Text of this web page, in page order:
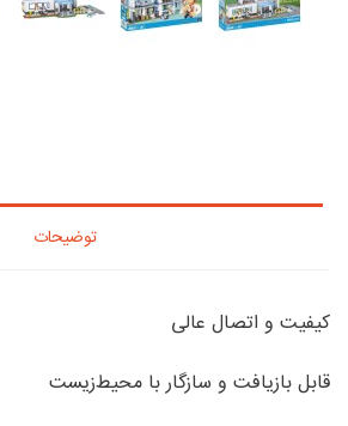
توضیحات
کیفیت و اتصال عالی
قابل بازیافت و سازگار با محیط‌زیست